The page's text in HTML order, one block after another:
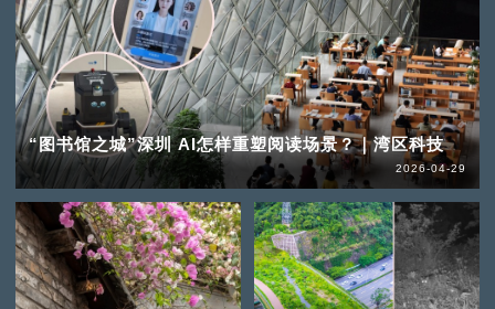
“图书馆之城”深圳 AI怎样重塑阅读场景？｜湾区科技
2026-04-29